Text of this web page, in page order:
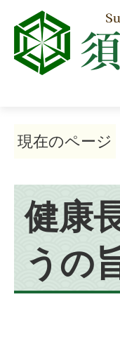
現在のページ
健康
うの